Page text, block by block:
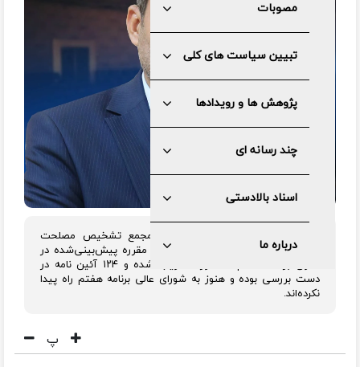
مصوبات
تبیین سیاست های کلی
پژوهش ها و رویدادها
چند رسانه ای
اسناد بالادستی
درباره ما
رئیس کمیسیون اقتصادی دبیرخانه مجمع تشخیص مصلحت
نظام گفت: از مجموع ۲۱۵ آیین‌نامه و مقرره پیش‌بینی‌شده در
قانون برنامه هفتم، ۹۱ مورد تصویب شده و ۱۲۴ آئین نامه در
دست بررسی بوده و هنوز به شورای عالی برنامه هفتم راه پیدا
نکرده‌اند.
پ